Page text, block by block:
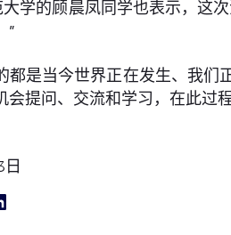
学的顾晨凤同学也表示，这
”
都是当今世界正在发生、我
会提问、交流和学习，在此过